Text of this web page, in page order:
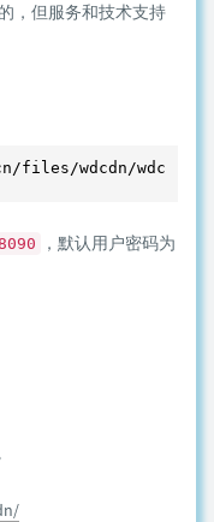
，但服务和技术支持
files/wdcdn/
，默认用户密码为